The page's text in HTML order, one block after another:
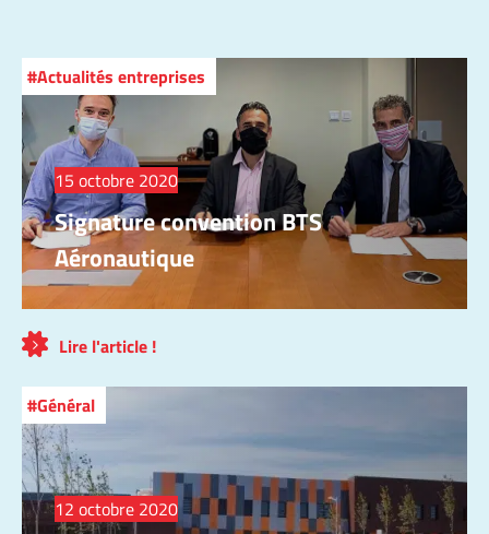
Actualités entreprises
15 octobre 2020
Signature convention BTS
Aéronautique
Lire l'article !
Général
12 octobre 2020